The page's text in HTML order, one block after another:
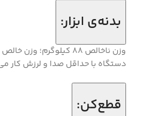
بدنه‌ی ابزار:
دستگاه با حداقل صدا و لرزش کار
قطع‌کن: